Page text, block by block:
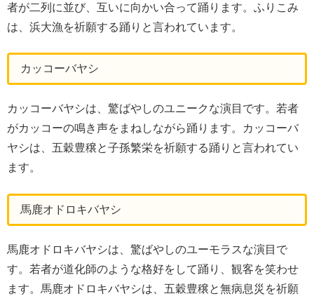
者が二列に並び、互いに向かい合って踊ります。ふりこみ
は、浜大漁を祈願する踊りと言われています。
カッコーバヤシ
カッコーバヤシは、驚ばやしのユニークな演目です。若者
がカッコーの鳴き声をまねしながら踊ります。カッコーバ
ヤシは、五穀豊穣と子孫繁栄を祈願する踊りと言われてい
ます。
馬鹿オドロキバヤシ
馬鹿オドロキバヤシは、驚ばやしのユーモラスな演目で
す。若者が道化師のような格好をして踊り、観客を笑わせ
ます。馬鹿オドロキバヤシは、五穀豊穣と無病息災を祈願